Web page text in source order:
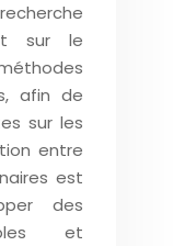
sur le
afin de
sur les
entre
est
des
et